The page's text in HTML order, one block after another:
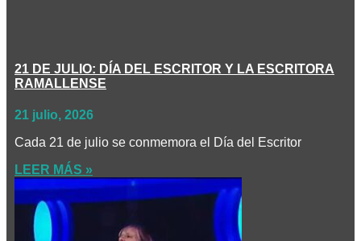
21 DE JULIO: DÍA DEL ESCRITOR Y LA ESCRITORA
RAMALLENSE
21 julio, 2026
Cada 21 de julio se conmemora el Día del Escritor
LEER MÁS »